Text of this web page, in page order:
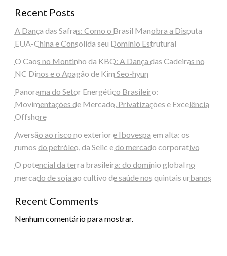
Recent Posts
A Dança das Safras: Como o Brasil Manobra a Disputa
EUA-China e Consolida seu Domínio Estrutural
O Caos no Montinho da KBO: A Dança das Cadeiras no
NC Dinos e o Apagão de Kim Seo-hyun
Panorama do Setor Energético Brasileiro:
Movimentações de Mercado, Privatizações e Excelência
Offshore
Aversão ao risco no exterior e Ibovespa em alta: os
rumos do petróleo, da Selic e do mercado corporativo
O potencial da terra brasileira: do domínio global no
mercado de soja ao cultivo de saúde nos quintais urbanos
Recent Comments
Nenhum comentário para mostrar.